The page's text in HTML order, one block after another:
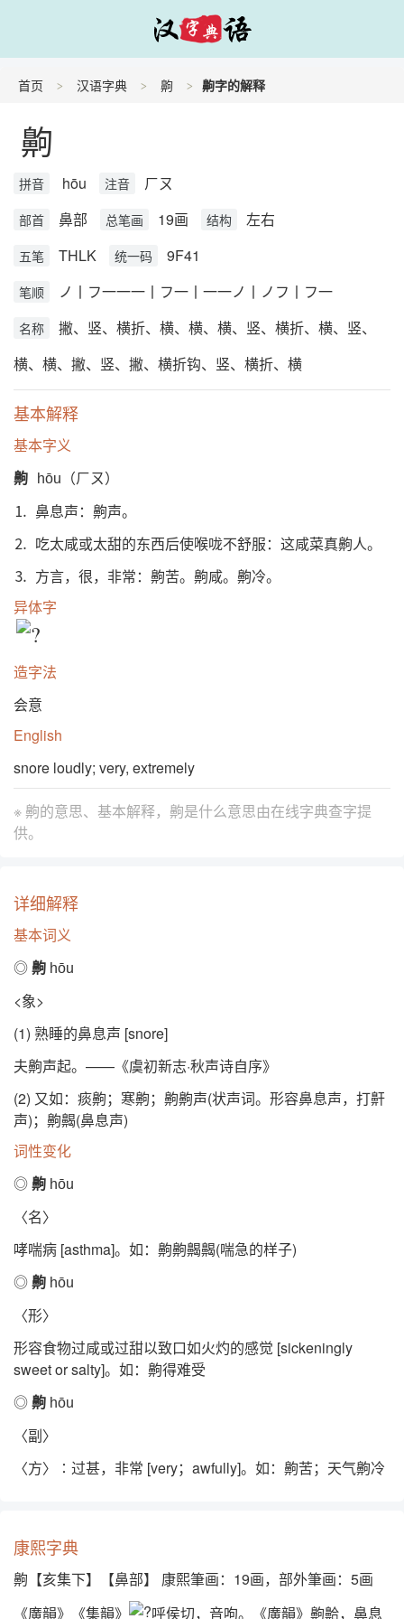
首页 汉语字典 齁 齁字的解释
齁
拼音 hōu 注音 ㄏㄡ
部首 鼻部 总笔画 19画 结构 左右
五笔 THLK 统一码 9F41
笔顺 ノ丨フ一一一丨フ一丨一一ノ丨ノフ丨フ一
名称
撇、竖、横折、横、横、横、竖、横折、横、竖、
横、横、撇、竖、撇、横折钩、竖、横折、横
基本解释
基本字义
齁
hōu（ㄏㄡ）
⒈ 鼻息声：齁声。
⒉ 吃太咸或太甜的东西后使喉咙不舒服：这咸菜真齁人。
⒊ 方言，很，非常：齁苦。齁咸。齁冷。
异体字
造字法
会意
English
snore loudly; very, extremely
※ 齁的意思、基本解释，齁是什么意思由在线字典查字提
供。
详细解释
基本词义
◎齁 hōu
<象>
(1) 熟睡的鼻息声 [snore]
夫齁声起。——《虞初新志·秋声诗自序》
(2) 又如：痰齁；寒齁；齁齁声(状声词。形容鼻息声，打鼾
声)；齁齃(鼻息声)
词性变化
◎齁 hōu
〈名〉
哮喘病 [asthma]。如：齁齁齃齃(喘急的样子)
◎齁 hōu
〈形〉
形容食物过咸或过甜以致口如火灼的感觉 [sickeningly
sweet or salty]。如：齁得难受
◎齁 hōu
〈副〉
〈方〉∶过甚，非常 [very；awfully]。如：齁苦；天气齁冷
康熙字典
齁【亥集下】【鼻部】 康熙筆画：19画，部外筆画：5画
《廣韻》《集韻》
呼侯切，音呴。《廣韻》齁䶎，鼻息